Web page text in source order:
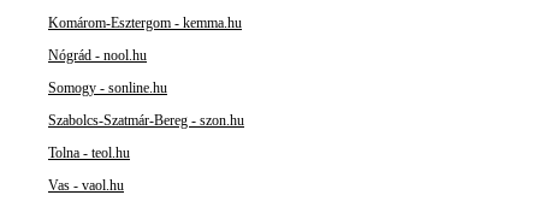
Komárom-Esztergom - kemma.hu
Nógrád - nool.hu
Somogy - sonline.hu
Szabolcs-Szatmár-Bereg - szon.hu
Tolna - teol.hu
Vas - vaol.hu